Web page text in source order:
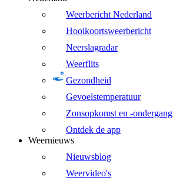
Weerbericht Nederland
Hooikoortsweerbericht
Neerslagradar
Weerflits
Gezondheid
Gevoelstemperatuur
Zonsopkomst en -ondergang
Ontdek de app
Weernieuws
Nieuwsblog
Weervideo's